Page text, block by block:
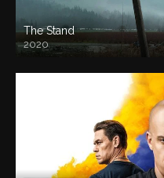
The Stand
2020